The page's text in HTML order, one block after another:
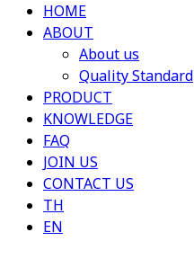
HOME
ABOUT
About us
Quality Standard
PRODUCT
KNOWLEDGE
FAQ
JOIN US
CONTACT US
TH
EN